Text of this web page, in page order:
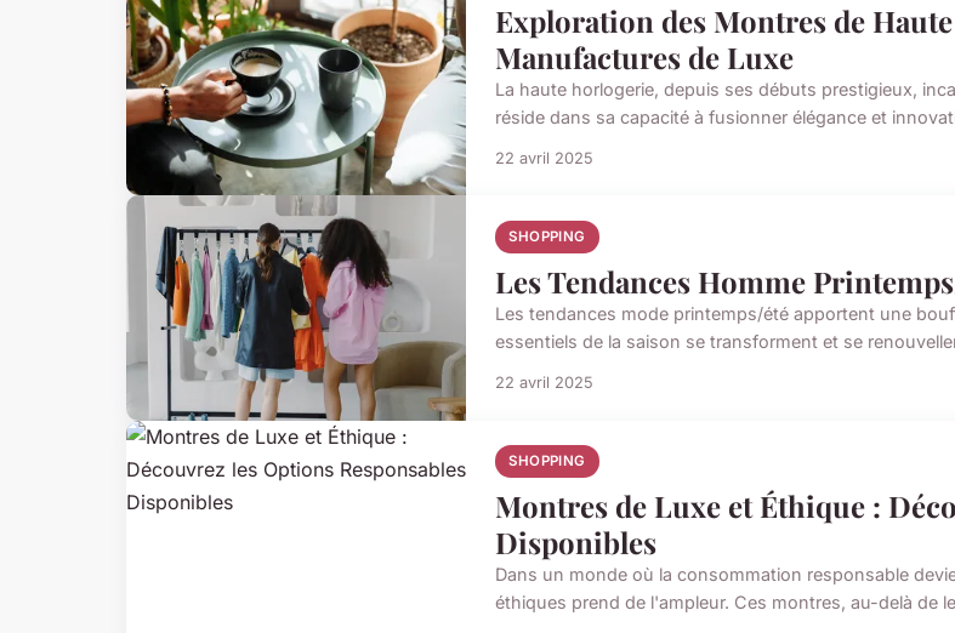
Exploration des Montres de
Manufactures de Luxe
La haute horlogerie, depuis ses débuts prestigieux,
réside dans sa capacité à fusionner élégance et
22 avril 2025
SHOPPING
Les Tendances Homme
Les tendances mode printemps/été apportent une
essentiels de la saison se transforment et se
22 avril 2025
SHOPPING
Montres de Luxe et Éthique :
Disponibles
Dans un monde où la consommation responsable
éthiques prend de l'ampleur. Ces montres, au-delà de